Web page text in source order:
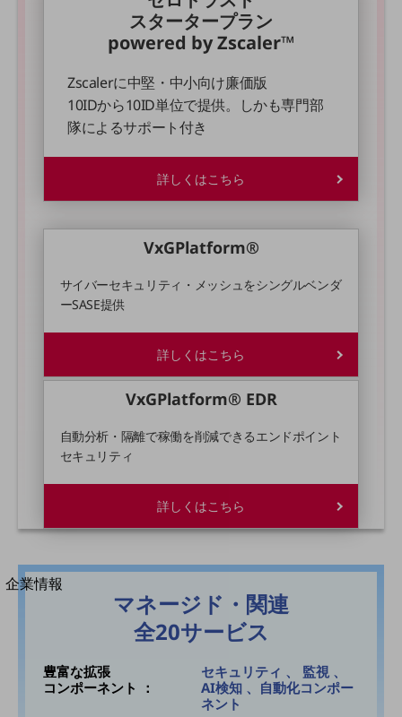
その他のお悩みはこちら
業界から見つけるTOP
その他の業界はこちら
ゲーム感覚で見つける
ビジネスお悩み診断
NTTドコモビジネス
モバイル・ICTサービスをオンラインで
相談・申し込みができるバーチャルショップ
はじめての方へ
サービス・商品を探す
新規会員登録/ログインはこちら
100回線以上のお問い合わせ・お見積りはこちら
別ウィンドウで開きます
企業情報
スタータープラン
powered by Zscaler™
Zscalerに中堅・中小向け廉価版
10IDから10ID単位で提供。しかも専門部
隊によるサポート付き
詳しくはこちら
VxGPlatform®
サイバーセキュリティ・メッシュをシングルベンダ
ーSASE提供
詳しくはこちら
VxGPlatform® EDR
自動分析・隔離で稼働を削減できるエンドポイント
セキュリティ
詳しくはこちら
マネージド・関連
全20サービス
豊富な拡張
コンポーネント ：
セキュリティ 、 監視 、
AI検知 、自動化コンポー
ネント